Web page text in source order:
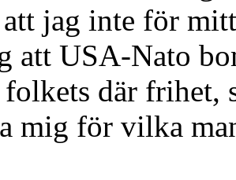
jag inte för
att USA-Nato
där frihet,
mig för vilka